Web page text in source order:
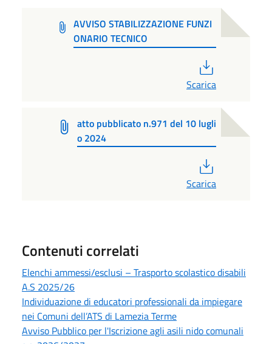
AVVISO STABILIZZAZIONE FUNZI
ONARIO TECNICO
Scarica
atto pubblicato n.971 del 10 lugli
o 2024
Scarica
Contenuti correlati
Elenchi ammessi/esclusi – Trasporto scolastico disabili
A.S 2025/26
Individuazione di educatori professionali da impiegare
nei Comuni dell’ATS di Lamezia Terme
Avviso Pubblico per l'Iscrizione agli asili nido comunali